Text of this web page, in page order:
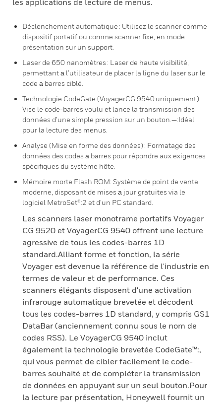
les applications de lecture de menus.
Déclenchement automatique : Utilisez le scanner comme
dispositif portatif ou comme scanner fixe, en mode
présentation sur un support.
Laser de 650 nanomètres : Laser de haute visibilité,
permettant а l’utilisateur de placer la ligne du laser sur le
code а barres ciblé.
Technologie CodeGate (VoyagerCG 9540 uniquement) :
Vise le code-barres voulu et lance la transmission des
données d’une simple pression sur un bouton.—:Idéal
pour la lecture des menus.
Analyse (Mise en forme des données) : Formatage des
données des codes а barres pour répondre aux exigences
spécifiques du système hôte.
Mémoire morte Flash ROM: Système de point de vente
moderne, disposant de mises а jour gratuites via le
logiciel MetroSet®:2 et d’un PC standard.
Les scanners laser monotrame portatifs Voyager
CG 9520 et VoyagerCG 9540 offrent une lecture
agressive de tous les codes-barres 1D
standard.Alliant forme et fonction, la série
Voyager est devenue la référence de l'industrie en
termes de valeur et de performance. Ces
scanners élégants disposent d'une activation
infrarouge automatique brevetée et décodent
tous les codes-barres 1D standard, y compris GS1
DataBar (anciennement connu sous le nom de
codes RSS). Le VoyagerCG 9540 inclut
également la technologie brevetée CodeGate™:,
qui vous permet de cibler facilement le code-
barres souhaité et de compléter la transmission
de données en appuyant sur un seul bouton.Pour
la lecture par présentation, Honeywell fournit un